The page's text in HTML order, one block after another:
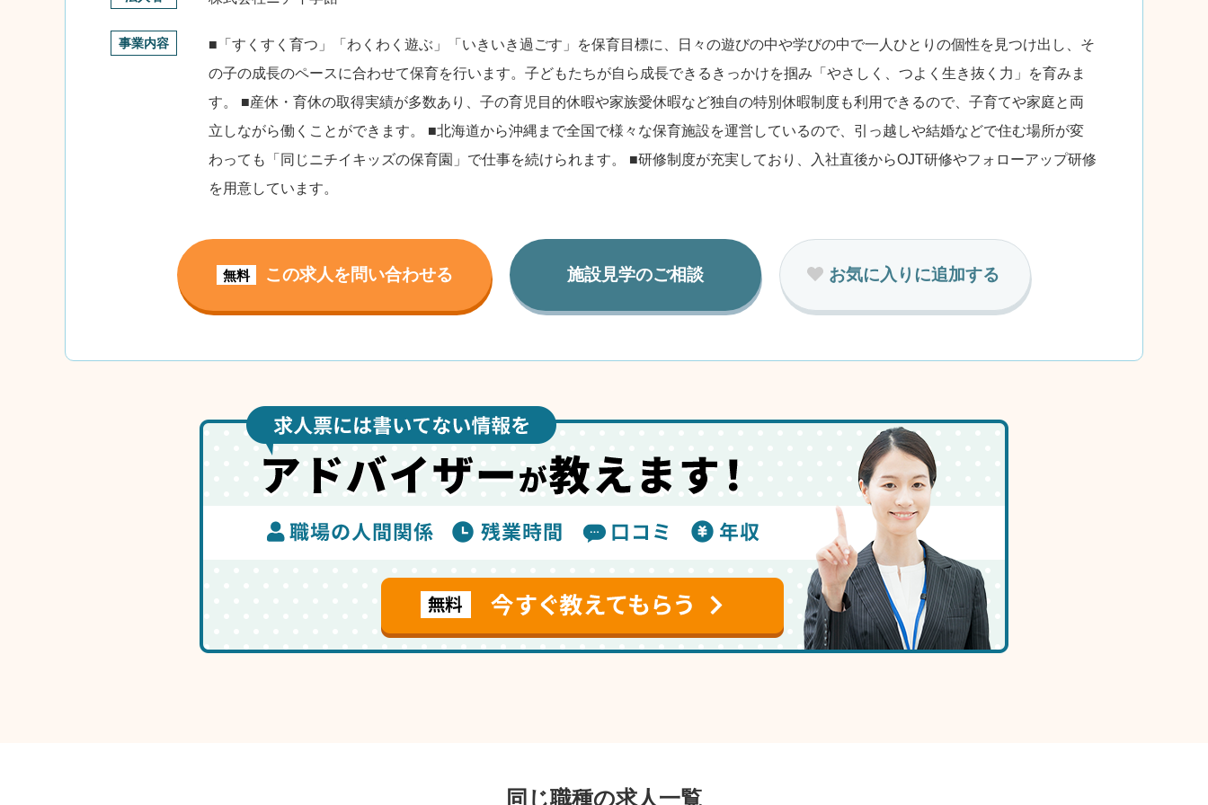
事業内容
■「すくすく育つ」「わくわく遊ぶ」「いきいき過ごす」を保育目標に、日々の遊びの中や学びの中で一人ひとりの個性を見つけ出し、そ
の子の成長のペースに合わせて保育を行います。子どもたちが自ら成長できるきっかけを掴み「やさしく、つよく生き抜く力」を育みま
す。 ■産休・育休の取得実績が多数あり、子の育児目的休暇や家族愛休暇など独自の特別休暇制度も利用できるので、子育てや家庭と両
立しながら働くことができます。 ■北海道から沖縄まで全国で様々な保育施設を運営しているので、引っ越しや結婚などで住む場所が変
わっても「同じニチイキッズの保育園」で仕事を続けられます。 ■研修制度が充実しており、入社直後からOJT研修やフォローアップ研修
を用意しています。
無料 この求人を問い合わせる 施設見学のご相談 お気に入りに追加する
同じ職種の求人一覧